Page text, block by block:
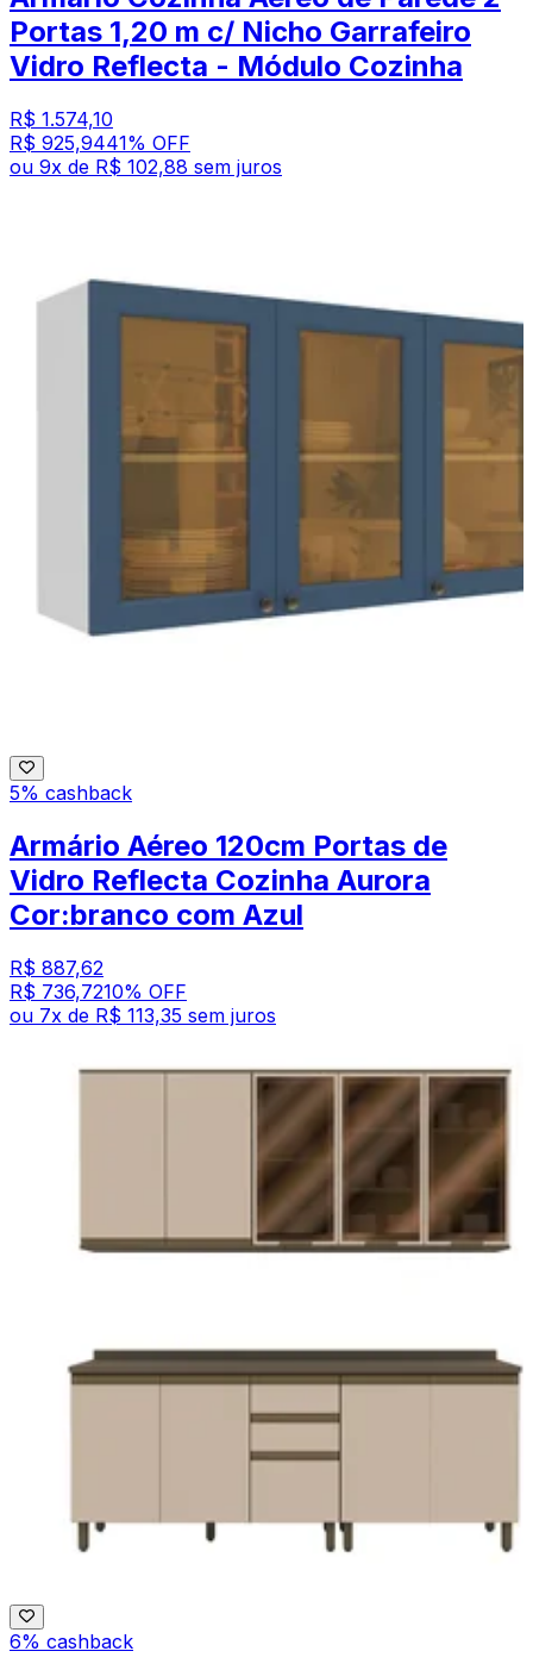
Portas 1,20 m c/ Nicho Garrafeiro
Vidro Reflecta - Módulo Cozinha
R$ 1.574,10
R$ 925,9441% OFF
ou 9x de R$ 102,88 sem juros
5% cashback
Armário Aéreo 120cm Portas de
Vidro Reflecta Cozinha Aurora
Cor:branco com Azul
R$ 887,62
R$ 736,7210% OFF
ou 7x de R$ 113,35 sem juros
6% cashback